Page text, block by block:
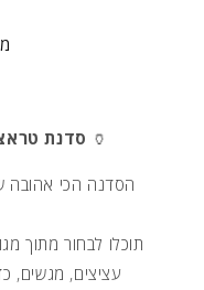
🏺 סדנת
הסדנה הכי אהובה
תוכלו לבחור מתוך
עציצים, מגשים,